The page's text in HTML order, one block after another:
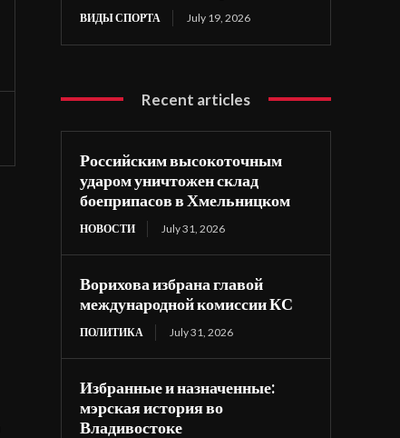
ВИДЫ СПОРТА July 19, 2026
Recent articles
Российским высокоточным
ударом уничтожен склад
боеприпасов в Хмельницком
НОВОСТИ July 31, 2026
Ворихова избрана главой
международной комиссии КС
ПОЛИТИКА July 31, 2026
Избранные и назначенные:
мэрская история во
Владивостоке